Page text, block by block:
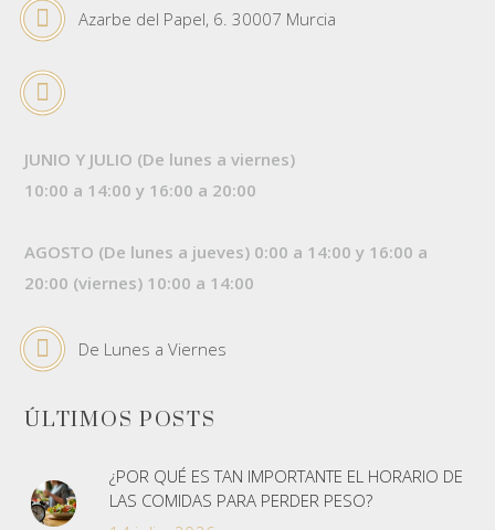
Azarbe del Papel, 6. 30007 Murcia
JUNIO Y JULIO (De lunes a viernes)
10:00 a 14:00 y 16:00 a 20:00
AGOSTO (De lunes a jueves) 0:00 a 14:00 y 16:00 a
20:00 (viernes) 10:00 a 14:00
De Lunes a Viernes
ÚLTIMOS POSTS
¿POR QUÉ ES TAN IMPORTANTE EL HORARIO DE
LAS COMIDAS PARA PERDER PESO?